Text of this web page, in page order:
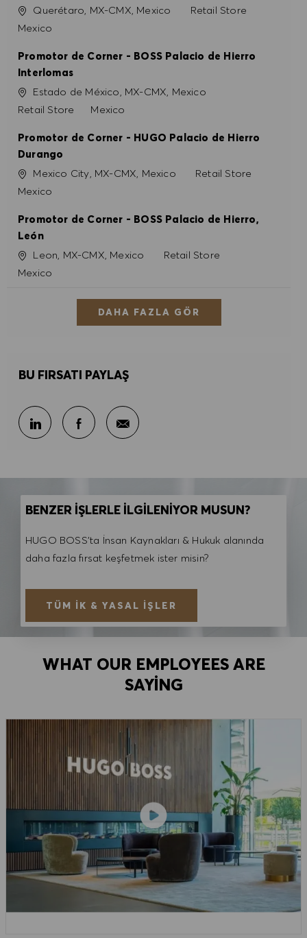
KonumQuerétaro, MX-CMX, Mexico Kategori
Retail Store
Mexico
Promotor de Corner - BOSS Palacio de Hierro
Interlomas
KonumEstado de México, MX-CMX, Mexico
Kategori
Retail Store Mexico
Promotor de Corner - HUGO Palacio de Hierro
Durango
KonumMexico City, MX-CMX, Mexico Kategori
Retail Store
Mexico
Promotor de Corner - BOSS Palacio de Hierro,
León
KonumLeon, MX-CMX, Mexico Kategori
Retail Store
Mexico
DAHA FAZLA GÖR
BU FIRSATI PAYLAŞ
LinkedIn ile paylaş
Facebook ile paylaş
E-posta ile paylaş
BENZER İŞLERLE İLGİLENİYOR MUSUN?
HUGO BOSS'ta İnsan Kaynakları & Hukuk alanında
daha fazla fırsat keşfetmek ister misin?
TÜM İK & YASAL İŞLER
WHAT OUR EMPLOYEES ARE
SAYING